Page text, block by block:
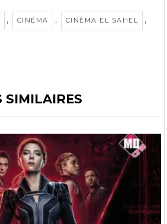
, CINÉMA , CINÉMA EL SAHEL ,
SIMILAIRES